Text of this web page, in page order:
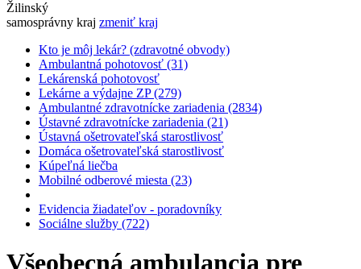
Žilinský
samosprávny kraj zmeniť kraj
Kto je môj lekár? (zdravotné obvody)
Ambulantná pohotovosť (31)
Lekárenská pohotovosť
Lekárne a výdajne ZP (279)
Ambulantné zdravotnícke zariadenia (2834)
Ústavné zdravotnícke zariadenia (21)
Ústavná ošetrovateľská starostlivosť
Domáca ošetrovateľská starostlivosť
Kúpeľná liečba
Mobilné odberové miesta (23)
Evidencia žiadateľov - poradovníky
Sociálne služby (722)
Všeobecná ambulancia pre